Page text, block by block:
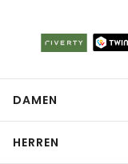
DAMEN
HERREN